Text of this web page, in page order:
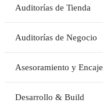
Auditorías de Tienda
Auditorías de Negocio
Asesoramiento y Encaje
Desarrollo & Build